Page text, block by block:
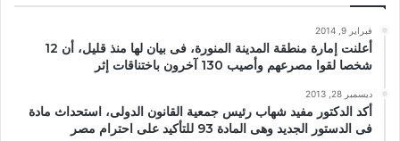
فبراير 9, 2014
أعلنت إمارة منطقة المدينة المنورة، فى بيان لها منذ قليل، أن 12
شخصا لقوا مصرعهم وأصيب 130 آخرون باختناقات إثر
ديسمبر 28, 2013
أكد الدكتور مفيد شهاب رئيس جمعية القانون الدولى، استحداث مادة
فى الدستور الجديد وهى المادة 93 للتأكيد على احترام مصر